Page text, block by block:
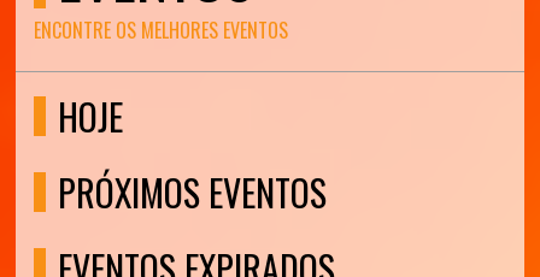
ENCONTRE OS MELHORES EVENTOS
HOJE
PRÓXIMOS EVENTOS